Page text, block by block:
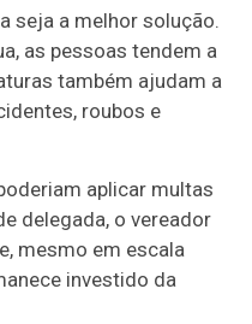
seja a melhor solução.
as pessoas tendem a
também ajudam a
roubos e
aplicar multas
delegada, o vereador
mesmo em escala
investido da